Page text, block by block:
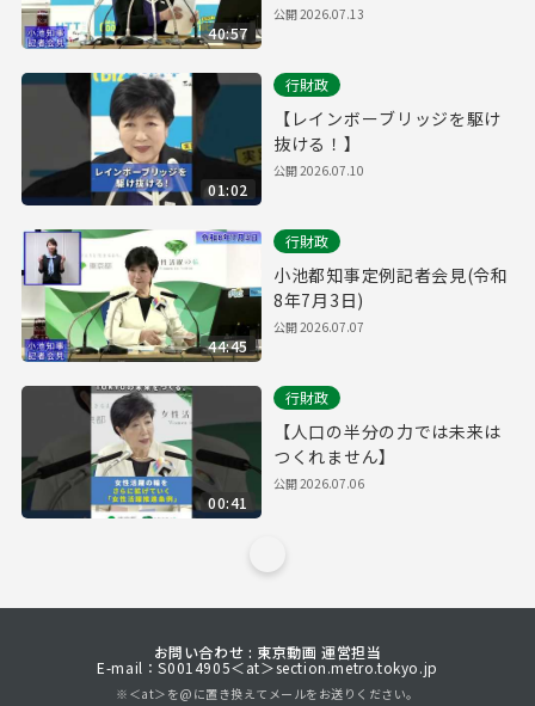
40:57
公開2026.07.13
01:02
行財政
【レインボーブリッジを駆け
抜ける！】
公開2026.07.10
44:45
行財政
小池都知事定例記者会見(令和
8年7月3日)
公開2026.07.07
00:41
行財政
【人口の半分の力では未来は
つくれません】
公開2026.07.06
お問い合わせ : 東京動画 運営担当
E-mail：S0014905＜at＞section.metro.tokyo.jp
※＜at＞を@に置き換えてメールをお送りください。